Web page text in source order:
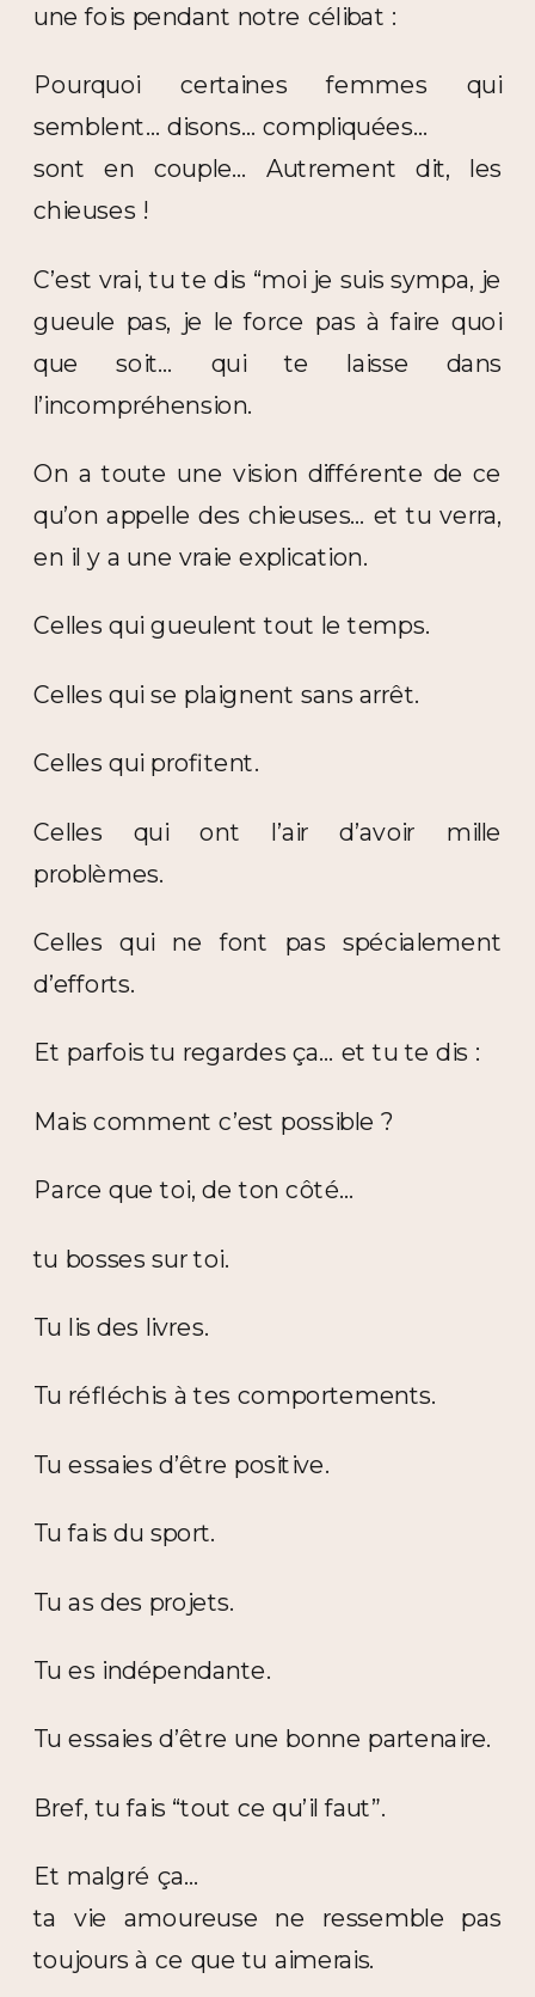
une fois pendant notre célibat :
Pourquoi certaines femmes qui
semblent… disons… compliquées…
sont en couple… Autrement dit, les
chieuses !
C’est vrai, tu te dis “moi je suis sympa, je
gueule pas, je le force pas à faire quoi
que soit… qui te laisse dans
l’incompréhension.
On a toute une vision différente de ce
qu’on appelle des chieuses… et tu verra,
en il y a une vraie explication.
Celles qui gueulent tout le temps.
Celles qui se plaignent sans arrêt.
Celles qui profitent.
Celles qui ont l’air d’avoir mille
problèmes.
Celles qui ne font pas spécialement
d’efforts.
Et parfois tu regardes ça… et tu te dis :
Mais comment c’est possible ?
Parce que toi, de ton côté…
tu bosses sur toi.
Tu lis des livres.
Tu réfléchis à tes comportements.
Tu essaies d’être positive.
Tu fais du sport.
Tu as des projets.
Tu es indépendante.
Tu essaies d’être une bonne partenaire.
Bref, tu fais “tout ce qu’il faut”.
Et malgré ça…
ta vie amoureuse ne ressemble pas
toujours à ce que tu aimerais.